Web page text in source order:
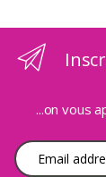
...on vous
Adresse e-mail